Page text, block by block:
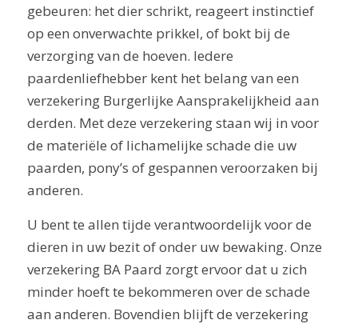
gebeuren: het dier schrikt, reageert instinctief
op een onverwachte prikkel, of bokt bij de
verzorging van de hoeven. Iedere
paardenliefhebber kent het belang van een
verzekering Burgerlijke Aansprakelijkheid aan
derden. Met deze verzekering staan wij in voor
de materiële of lichamelijke schade die uw
paarden, pony’s of gespannen veroorzaken bij
anderen.
U bent te allen tijde verantwoordelijk voor de
dieren in uw bezit of onder uw bewaking. Onze
verzekering BA Paard zorgt ervoor dat u zich
minder hoeft te bekommeren over de schade
aan anderen. Bovendien blijft de verzekering